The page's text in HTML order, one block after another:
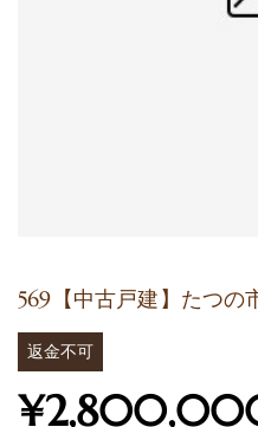
569【中古戸建】たつの
返金不可